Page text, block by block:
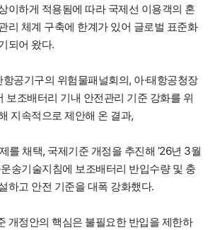
이하게 적용됨에 따라 국제선 이용객의 혼
리 체계 구축에 한계가 있어 글로벌 표준화
되어 왔다.
공기구의 위험물패널회의, 아·태항공청장
보조배터리 기내 안전관리 기준 강화를 위
지속적으로 제안해 온 결과,
를 채택, 국제기준 개정을 추진해 ’26년 3월
송기술지침에 보조배터리 반입수량 및 충
하고 안전 기준을 대폭 강화했다.
개정안의 핵심은 불필요한 반입을 제한하